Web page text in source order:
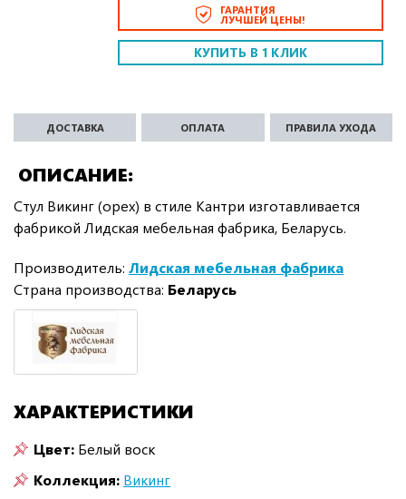
ГАРАНТИЯ
ЛУЧШЕЙ ЦЕНЫ!
КУПИТЬ В 1 КЛИК
ОПИСАНИЕ
ДОСТАВКА ОПЛАТА ПРАВИЛА УХОДА
Стул Викинг (орех) в стиле Кантри изготавливается
фабрикой Лидская мебельная фабрика, Беларусь.
Производитель: Лидская мебельная фабрика
Страна производства: Беларусь
ХАРАКТЕРИСТИКИ
Цвет: Белый воск
Коллекция: Викинг